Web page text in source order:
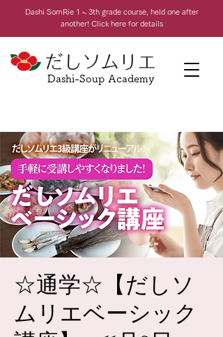
Dashi SomRie 1 ~ 3th grade course, held one after
another! Click here for details
Dashi-Soup Academy
☆通学☆【だしソ
ムリエベーシック